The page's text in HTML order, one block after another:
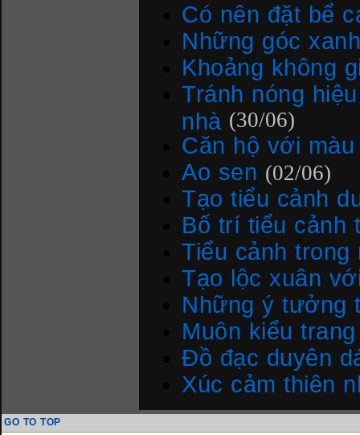
Có nên đặt bể
Những góc
Khoảng không
Tránh nóng
nhà (30/06)
Căn hộ với
Ao sen (02/06)
Tạo tiểu cảnh
Bố trí tiểu cảnh
Tiểu cảnh
Tạo lộc xuân
Những ý tưởng
Muôn kiểu
Đồ đạc duyên
Xúc cảm thiên
GO TO TOP